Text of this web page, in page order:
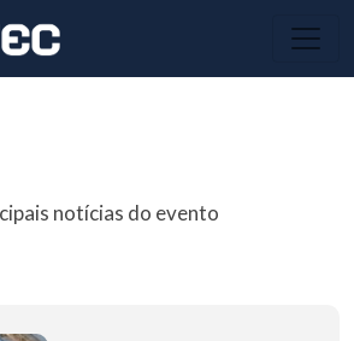
notícias do evento